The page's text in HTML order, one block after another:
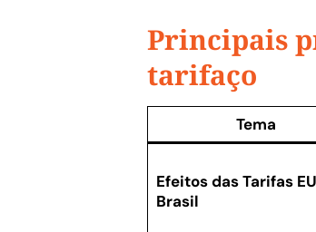
Principais
tarifaço
Tema
Efeitos das Tarifas
Brasil